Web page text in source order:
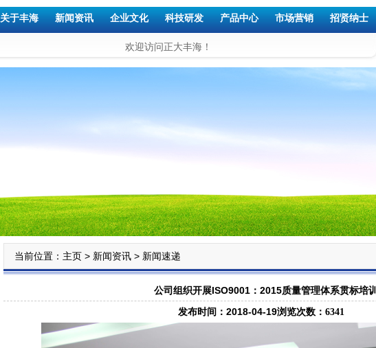
关于丰海 新闻资讯 企业文化 科技研发 产品中心 市场营销 招贤纳士
欢迎访问正大丰海！
当前位置： 主页> 新闻资讯> 新闻速递
公司组织开展ISO9001：2015质量管理体系贯标培训
发布时间：2018-04-19浏览次数： 6341